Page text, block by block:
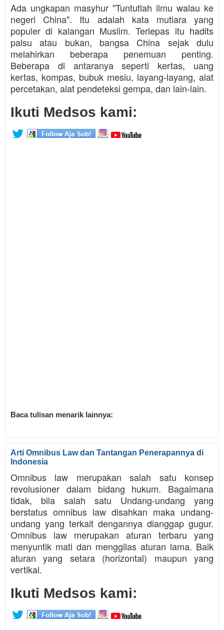
Ada ungkapan masyhur "Tuntutlah ilmu walau ke
negeri China". Itu adalah kata mutiara yang
populer di kalangan Muslim. Terlepas itu hadits
palsu atau bukan, bangsa China sejak dulu
melahirkan beberapa penemuan penting.
Beberapa di antaranya seperti kertas, uang
kertas, kompas, bubuk mesiu, layang-layang, alat
percetakan, alat pendeteksi gempa, dan lain-lain.
Ikuti Medsos kami:
Baca tulisan menarik lainnya:
Arti Omnibus Law dan Tantangan Penerapannya di
Indonesia
Omnibus law merupakan salah satu konsep
revolusioner dalam bidang hukum. Bagaimana
tidak, bila salah satu Undang-undang yang
berstatus omnibus law disahkan maka undang-
undang yang terkait dengannya dianggap gugur.
Omnibus law merupakan aturan terbaru yang
menyuntik mati dan menggilas aturan lama. Baik
aturan yang setara (horizontal) maupun yang
vertikal.
Ikuti Medsos kami: